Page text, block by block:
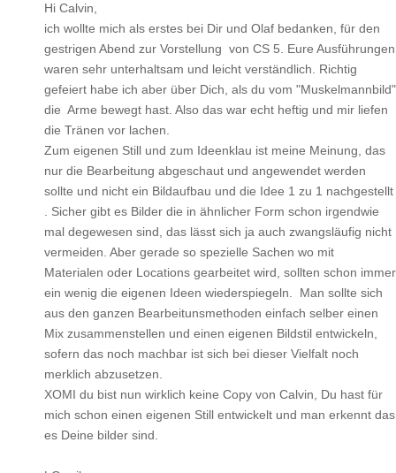
Hi Calvin,
ich wollte mich als erstes bei Dir und Olaf bedanken, für den
gestrigen Abend zur Vorstellung von CS 5. Eure Ausführungen
waren sehr unterhaltsam und leicht verständlich. Richtig
gefeiert habe ich aber über Dich, als du vom "Muskelmannbild"
die Arme bewegt hast. Also das war echt heftig und mir liefen
die Tränen vor lachen.
Zum eigenen Still und zum Ideenklau ist meine Meinung, das
nur die Bearbeitung abgeschaut und angewendet werden
sollte und nicht ein Bildaufbau und die Idee 1 zu 1 nachgestellt
. Sicher gibt es Bilder die in ähnlicher Form schon irgendwie
mal degewesen sind, das lässt sich ja auch zwangsläufig nicht
vermeiden. Aber gerade so spezielle Sachen wo mit
Materialen oder Locations gearbeitet wird, sollten schon immer
ein wenig die eigenen Ideen wiederspiegeln. Man sollte sich
aus den ganzen Bearbeitunsmethoden einfach selber einen
Mix zusammenstellen und einen eigenen Bildstil entwickeln,
sofern das noch machbar ist sich bei dieser Vielfalt noch
merklich abzusetzen.
XOMI du bist nun wirklich keine Copy von Calvin, Du hast für
mich schon einen eigenen Still entwickelt und man erkennt das
es Deine bilder sind.